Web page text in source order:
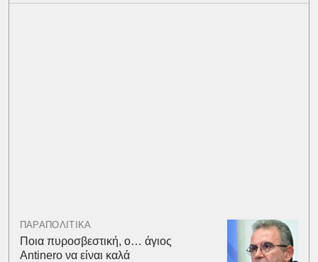
ΠΑΡΑΠΟΛΙΤΙΚΑ
Ποια πυροσβεστική, ο… άγιος
Antinero να είναι καλά